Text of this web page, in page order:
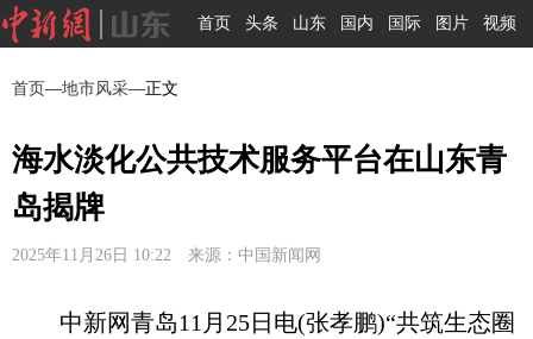
首页 头条 山东 国内 国际 图片 视频
首页—地市风采—正文
海水淡化公共技术服务平台在山东青
岛揭牌
2025年11月26日 10:22 来源：中国新闻网
中新网青岛11月25日电(张孝鹏)“共筑生态圈